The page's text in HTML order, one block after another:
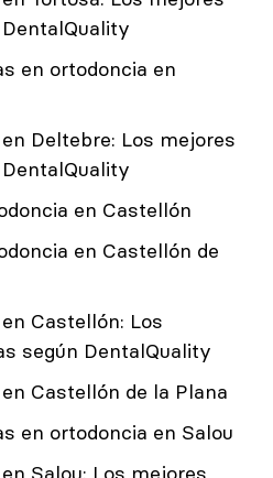
en ortodoncia en
Deltebre: Los mejores
en Castellón
en Castellón de
Castellón: Los
según DentalQuality
Castellón de la Plana
en ortodoncia en Salou